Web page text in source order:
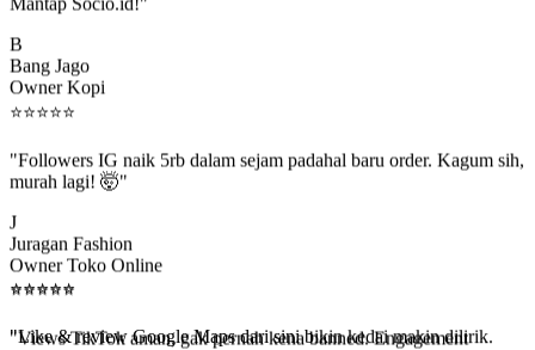
Bang Jago
Owner Kopi
⭐⭐⭐⭐ ⭐
murah lagi! 🤯"
Juragan Fashion
Owner Toko Online
⭐⭐⭐⭐ ⭐
beneran naik, algoritma suka."
⭐ ⭐ ⭐ ⭐ ⭐